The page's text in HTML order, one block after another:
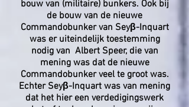
bouw van (militaire) bunkers. Ook bij
de bouw van de nieuwe
Commandobunker van Seyβ-Inquart
was er uiteindelijk toestemming
nodig van Albert Speer, die van
mening was dat de nieuwe
Commandobunker veel te groot was.
Echter Seyβ-Inquart was van mening
dat het hier een verdedigingswerk